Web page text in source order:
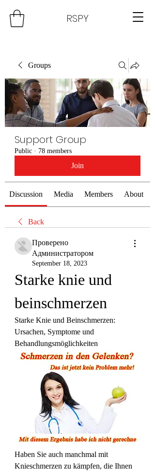
RSPY
Groups
Support Group
Public · 78 members
Join
Discussion Media Members About
Back
Проверено
Администратором
September 18, 2023
Starke knie und
beinschmerzen
Starke Knie und Beinschmerzen:
Ursachen, Symptome und
Behandlungsmöglichkeiten
Haben Sie auch manchmal mit
Knieschmerzen zu kämpfen, die Ihnen